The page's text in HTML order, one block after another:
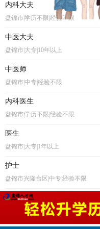
内科大夫
盘锦市|学历不限|经验不限
中医大夫
盘锦市|大专|10年以上
中医师
盘锦市|中专|经验不限
内科医生
盘锦市|学历不限|经验不限
医生
盘锦市|大专|1年以上
护士
盘锦市兴隆台区|中专|经验不限